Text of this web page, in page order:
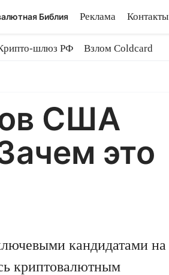
Библия Реклама Контакты
шлюз РФ Взлом Coldcard
США
это
кандидатами на
криптовалютным